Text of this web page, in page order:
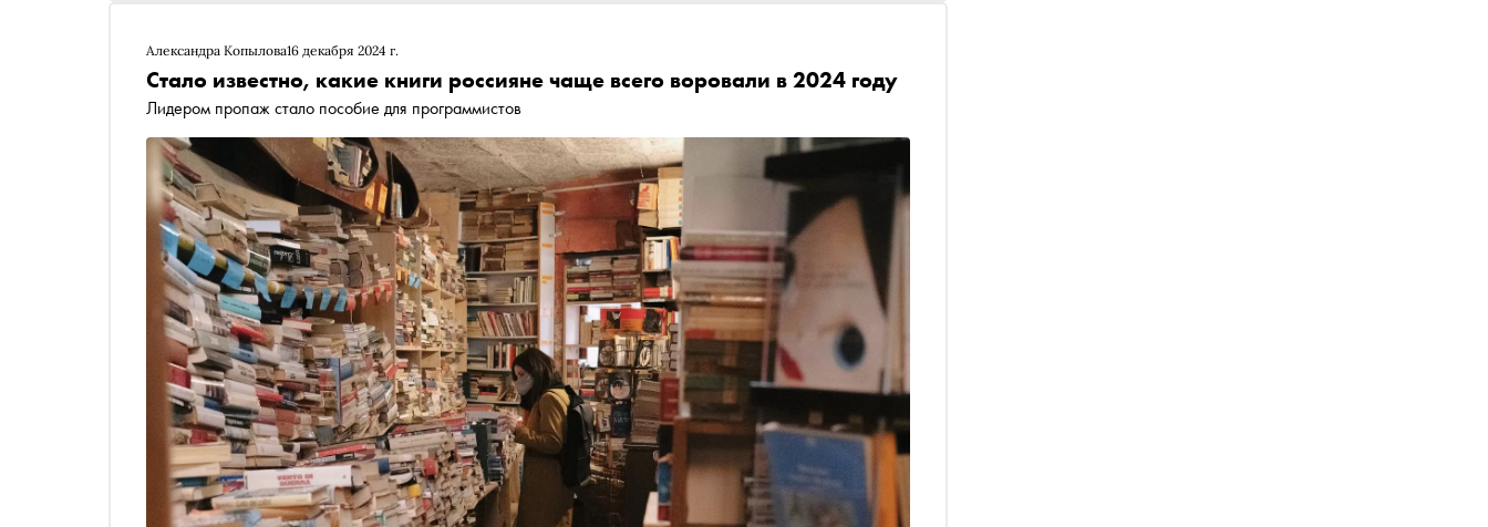
Александра Копылова16 декабря 2024 г.
Стало известно, какие книги россияне чаще всего воровали в 2024 году
Лидером пропаж стало пособие для программистов